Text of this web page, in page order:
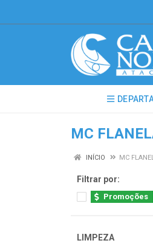
MC
INÍCIO MC
Filtrar por:
Promoções
LIMPEZA